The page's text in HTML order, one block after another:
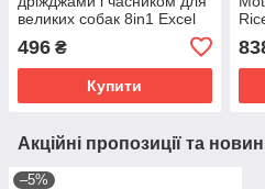
великих собак 8in1 Excel
Brewers Yeast Large Breed
упаковка 80 таблеток
496 ₴
Купити
Акційні пропозиції та
–5%